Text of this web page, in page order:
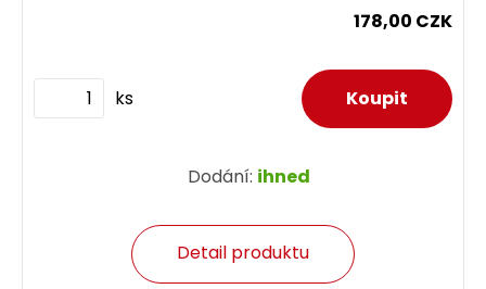
178,00 CZK
ks
Dodání: ihned
Detail produktu